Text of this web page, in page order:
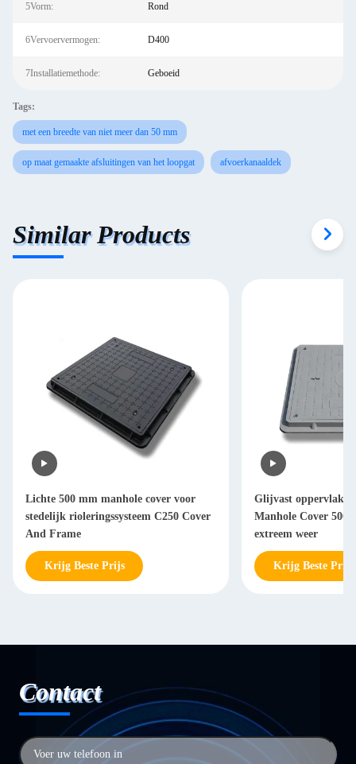
5Vorm: Rond
6Vervoervermogen: D400
7Installatiemethode: Geboeid
Tags:
met een breedte van niet meer dan 50 mm
op maat gemaakte afsluitingen van het loopgat afvoerkanaaldek
Similar Products
Lichte 500 mm manhole cover voor
stedelijk rioleringssysteem C250 Cover
And Frame
Krijg Beste Prijs
Glijvast oppervlak
Manhole Cover
extreem weer
Krijg Beste Prijs
Contact